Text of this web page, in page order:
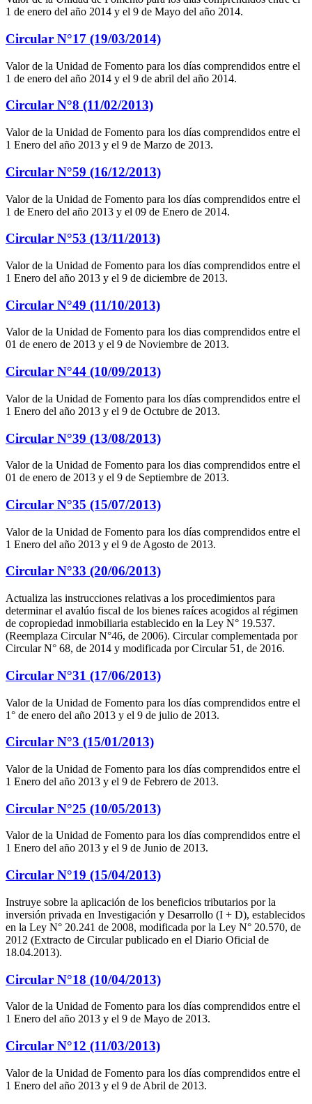
1 de enero del año 2014 y el 9 de Mayo del año 2014.
Circular N°17 (19/03/2014)
Valor de la Unidad de Fomento para los días comprendidos entre el
1 de enero del año 2014 y el 9 de abril del año 2014.
Circular N°8 (11/02/2013)
Valor de la Unidad de Fomento para los días comprendidos entre el
1 Enero del año 2013 y el 9 de Marzo de 2013.
Circular N°59 (16/12/2013)
Valor de la Unidad de Fomento para los días comprendidos entre el
1 de Enero del año 2013 y el 09 de Enero de 2014.
Circular N°53 (13/11/2013)
Valor de la Unidad de Fomento para los días comprendidos entre el
1 Enero del año 2013 y el 9 de diciembre de 2013.
Circular N°49 (11/10/2013)
Valor de la Unidad de Fomento para los dias comprendidos entre el
01 de enero de 2013 y el 9 de Noviembre de 2013.
Circular N°44 (10/09/2013)
Valor de la Unidad de Fomento para los días comprendidos entre el
1 Enero del año 2013 y el 9 de Octubre de 2013.
Circular N°39 (13/08/2013)
Valor de la Unidad de Fomento para los dias comprendidos entre el
01 de enero de 2013 y el 9 de Septiembre de 2013.
Circular N°35 (15/07/2013)
Valor de la Unidad de Fomento para los días comprendidos entre el
1 Enero del año 2013 y el 9 de Agosto de 2013.
Circular N°33 (20/06/2013)
Actualiza las instrucciones relativas a los procedimientos para
determinar el avalúo fiscal de los bienes raíces acogidos al régimen
de copropiedad inmobiliaria establecido en la Ley N° 19.537.
(Reemplaza Circular N°46, de 2006). Circular complementada por
Circular N° 68, de 2014 y modificada por Circular 51, de 2016.
Circular N°31 (17/06/2013)
Valor de la Unidad de Fomento para los días comprendidos entre el
1° de enero del año 2013 y el 9 de julio de 2013.
Circular N°3 (15/01/2013)
Valor de la Unidad de Fomento para los días comprendidos entre el
1 Enero del año 2013 y el 9 de Febrero de 2013.
Circular N°25 (10/05/2013)
Valor de la Unidad de Fomento para los días comprendidos entre el
1 Enero del año 2013 y el 9 de Junio de 2013.
Circular N°19 (15/04/2013)
Instruye sobre la aplicación de los beneficios tributarios por la
inversión privada en Investigación y Desarrollo (I + D), establecidos
en la Ley N° 20.241 de 2008, modificada por la Ley N° 20.570, de
2012 (Extracto de Circular publicado en el Diario Oficial de
18.04.2013).
Circular N°18 (10/04/2013)
Valor de la Unidad de Fomento para los días comprendidos entre el
1 Enero del año 2013 y el 9 de Mayo de 2013.
Circular N°12 (11/03/2013)
Valor de la Unidad de Fomento para los días comprendidos entre el
1 Enero del año 2013 y el 9 de Abril de 2013.